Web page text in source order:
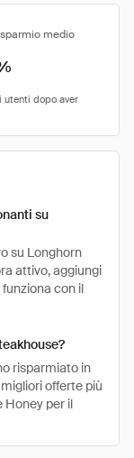
medio
su
su Longhorn
attivo, aggiungi
con il
risparmiato in
offerte più
Honey per il